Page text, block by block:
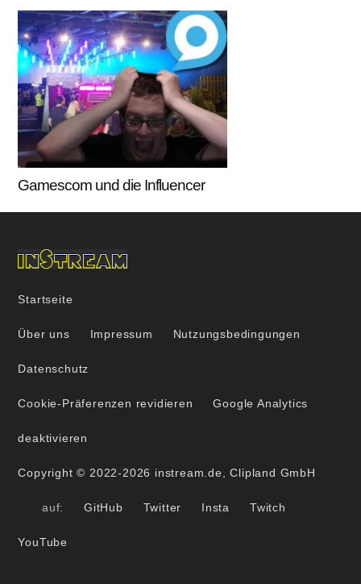
Gamescom und die Influencer
Startseite
Über uns Impressum Nutzungsbedingungen
Datenschutz
Cookie-Präferenzen revidieren Google Analytics
deaktivieren
Copyright © 2022-2026 instream.de, Clipland GmbH
auf: GitHub Twitter Insta Twitch
YouTube